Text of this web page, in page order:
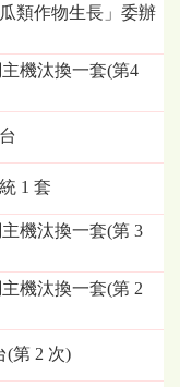
類作物生長」委辦
機汰換一套(第4
1 套
機汰換一套(第 3
機汰換一套(第 2
(第 2 次)